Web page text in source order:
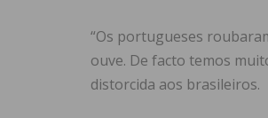
“Os portugueses
ouve. De facto temos
distorcida aos brasileiros.